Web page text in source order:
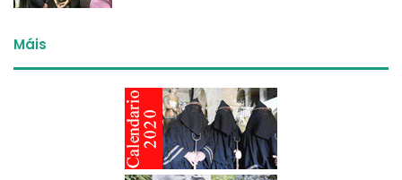
Máis